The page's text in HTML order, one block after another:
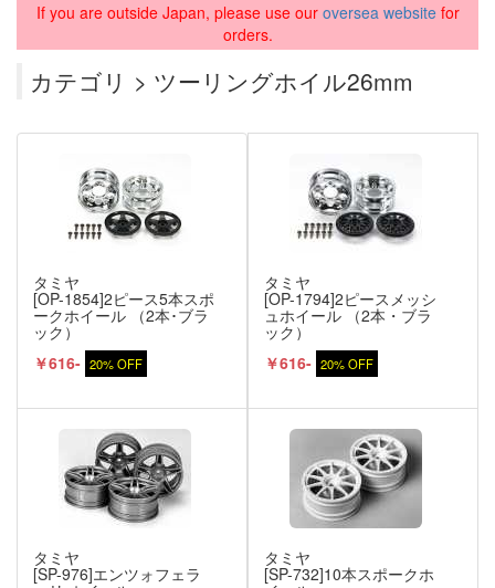
If you are outside Japan, please use our oversea websitefor
orders.
カテゴリ > ツーリングホイル26mm
タミヤ
[OP-1854]2ピース5本スポ
ークホイール （2本･ブラ
ック）
￥616- 20% OFF
タミヤ
[OP-1794]2ピースメッシ
ュホイール （2本・ブラ
ック）
￥616- 20% OFF
タミヤ
[SP-976]エンツォフェラ
タミヤ
[SP-732]10本スポークホ